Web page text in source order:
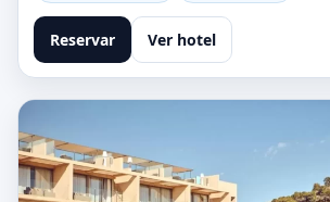
Reservar Ver hotel